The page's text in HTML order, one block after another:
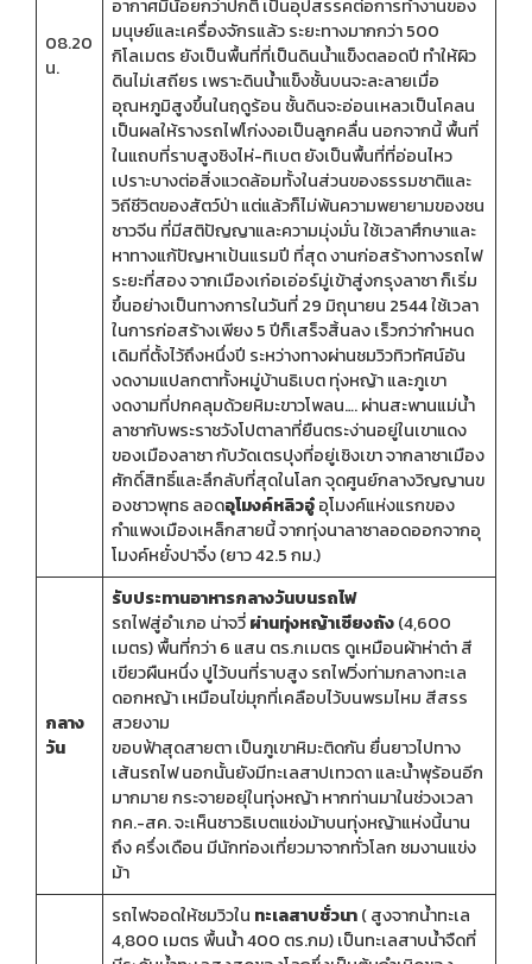
08.20
น.
อากาศมีน้อยกว่าปกติ เป็นอุปสรรคต่อการทำงานของ
มนุษย์และเครื่องจักรแล้ว ระยะทางมากกว่า 500
กิโลเมตร ยังเป็นพื้นที่ที่เป็นดินน้ำแข็งตลอดปี ทำให้ผิว
ดินไม่เสถียร เพราะดินน้ำแข็งชั้นบนจะละลายเมื่อ
อุณหภูมิสูงขึ้นในฤดูร้อน ชั้นดินจะอ่อนเหลวเป็นโคลน
เป็นผลให้รางรถไฟโก่งงอเป็นลูกคลื่น นอกจากนี้ พื้นที่
ในแถบที่ราบสูงชิงไห่-ทิเบต ยังเป็นพื้นที่ที่อ่อนไหว
เปราะบางต่อสิ่งแวดล้อมทั้งในส่วนของธรรมชาติและ
วิถีชีวิตของสัตว์ป่า แต่แล้วก็ไม่พ้นความพยายามของชน
ชาวจีน ที่มีสติปัญญาและความมุ่งมั่น ใช้เวลาศึกษาและ
หาทางแก้ปัญหาเป้นแรมปี ที่สุด งานก่อสร้างทางรถไฟ
ระยะที่สอง จากเมืองเก๋อเอ่อร์มู่เข้าสู่งกรุงลาซา ก็เริ่ม
ขึ้นอย่างเป็นทางการในวันที่ 29 มิถุนายน 2544 ใช้เวลา
ในการก่อสร้างเพียง 5 ปีก็เสร็จสิ้นลง เร็วกว่ากำหนด
เดิมที่ตั้งไว้ถึงหนึ่งปี ระหว่างทางผ่านชมวิวทิวทัศน์อัน
งดงามแปลกตาทั้งหมู่บ้านธิเบต ทุ่งหญ้า และภูเขา
งดงามที่ปกคลุมด้วยหิมะขาวโพลน…. ผ่านสะพานแม่น้ำ
ลาซากับพระราชวังโปตาลาที่ยืนตระง่านอยู่ในเขาแดง
ของเมืองลาซา กับวัดเตรปุงที่อยู่เชิงเขา จากลาซาเมือง
ศักดิ์สิทธิ์และลึกลับที่สุดในโลก จุดศูนย์กลางวิญญานข
องชาวพุทธ ลอดอุโมงค์หลิวอู๋อุโมงค์แห่งแรกของ
กำแพงเมืองเหล็กสายนี้ จากทุ่งนาลาซาลอดออกจากอุ
โมงค์หยั๋งปาจิ๋ง (ยาว 42.5 กม.)
กลาง
วัน
รับประทานอาหารกลางวันบนรถไฟ
รถไฟสู่อำเภอ น่าจวี่ผ่านทุ่งหญ้าเซียงถัง(4,600
เมตร) พื้นที่กว่า 6 แสน ตร.กเมตร ดูเหมือนผ้าห่าต๋า สี
เขียวผืนหนึ่ง ปูไว้บนที่ราบสูง รถไฟวิ่งท่ามกลางทะเล
ดอกหญ้า เหมือนไข่มุกที่เคลือบไว้บนพรมไหม สีสรร
สวยงาม
ขอบฟ้าสุดสายตา เป็นภูเขาหิมะติดกัน ยื่นยาวไปทาง
เส้นรถไฟ นอกนั้นยังมีทะเลสาปเทวดา และน้ำพุร้อนอีก
มากมาย กระจายอยุ่ในทุ่งหญ้า หากท่านมาในช่วงเวลา
กค.-สค. จะเห็นชาวธิเบตแข่งม้าบนทุ่งหญ้าแห่งนี้นาน
ถึง ครึ่งเดือน มีนักท่องเที่ยวมาจากทั่วโลก ชมงานแข่ง
ม้า
รถไฟจอดให้ชมวิวใน ทะเลสาบชั่วนา( สูงจากน้ำทะเล
4,800 เมตร พื้นน้ำ 400 ตร.กม) เป็นทะเลสาบน้ำจืดที่